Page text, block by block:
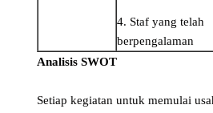
4. Staf yang telah
berpengalaman
Analisis SWOT
Setiap kegiatan untuk memulai